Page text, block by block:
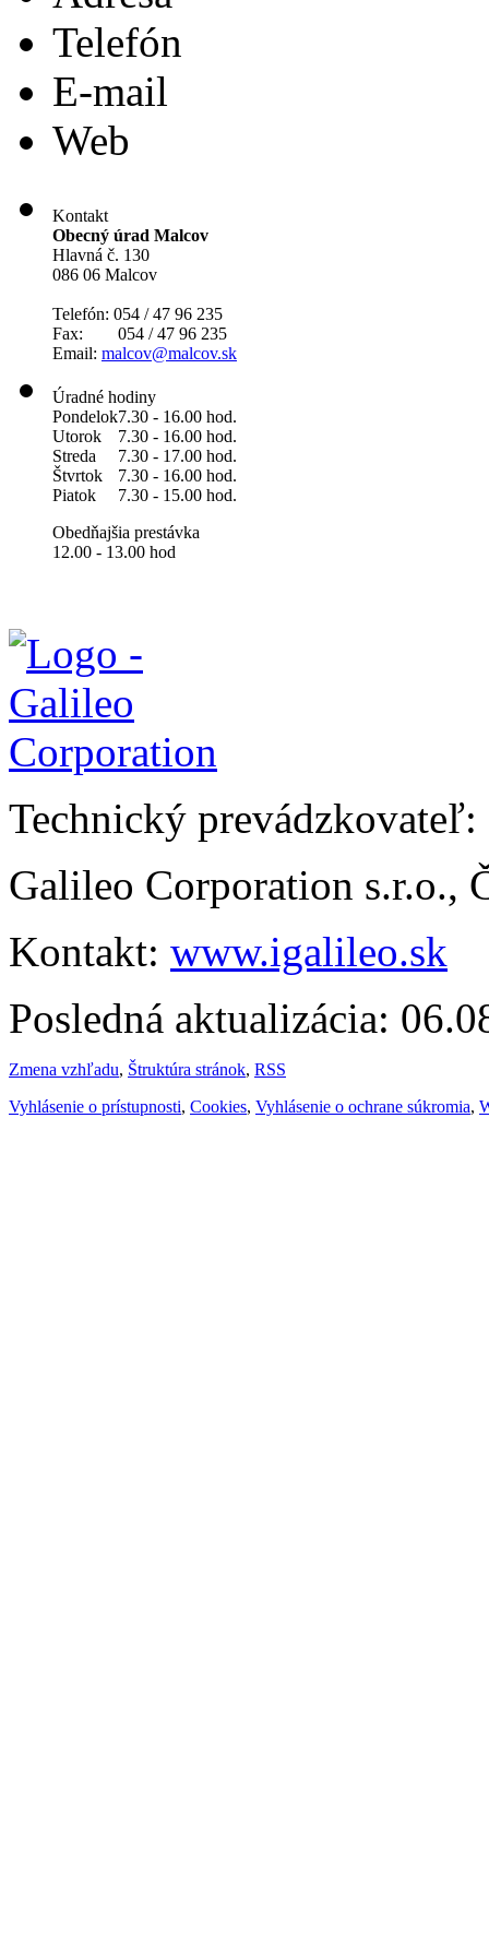
Telefón
E-mail
Web
Kontakt
Obecný úrad Malcov
Hlavná č. 130
086 06 Malcov
Telefón: 054 / 47 96 235
Fax: 054 / 47 96 235
Email: malcov@malcov.sk
Úradné hodiny
Pondelok7.30 - 16.00 hod.
Utorok
7.30 - 16.00 hod.
Streda
7.30 - 17.00 hod.
Štvrtok
7.30 - 16.00 hod.
Piatok
7.30 - 15.00 hod.
Obedňajšia prestávka
12.00 - 13.00 hod
Technický prevádzkovateľ:
Galileo Corporation s.r.o.,
Kontakt: www.igalileo.sk
Posledná aktualizácia:
Zmena vzhľadu, Štruktúra stránok, RSS
Vyhlásenie o prístupnosti, Cookies, Vyhlásenie o ochrane súkromia,